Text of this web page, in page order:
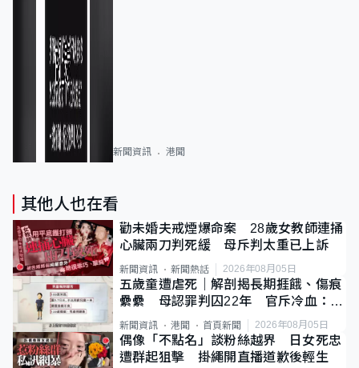
新聞資訊 港聞
其他人也在看
勸未婚夫戒煙爆命案 28歲女教師連捅
心臟兩刀判死緩 母斥判太重已上訴
新聞資訊 新聞熱話 2026年08月05日
五歲童遭虐死｜解剖揭長期捱餓、傷痕
纍纍 母認罪判囚22年 官斥冷血：同
類案最惡劣
新聞資訊 港聞 首頁新聞 2026年08月05日
偶像「不點名」談粉絲越界 日女死忠
遭群起狙擊 掛繩開直播道歉後輕生